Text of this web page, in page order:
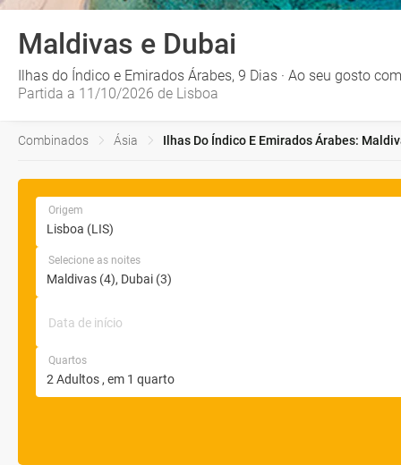
Maldivas e Dubai
Ilhas do Índico e Emirados Árabes, 9 Dias · Ao seu gosto
Partida a 11/10/2026 de Lisboa
Combinados Ásia Ilhas Do Índico E Emirados Árabes:
Origem
Selecione as noites
Data de início
Quartos